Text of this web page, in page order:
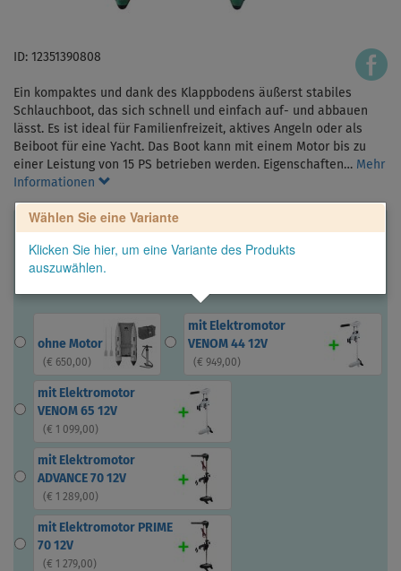
ID: 12351390808
Ein kompaktes und dank des Klappbodens äußerst stabiles
Schlauchboot, das sich schnell und einfach auf- und abbauen
lässt. Es ist ideal für Familienfreizeit, aktives Angeln oder als
Beiboot für eine Yacht. Das Boot kann mit einem Motor bis zu
einer Leistung von 15 PS betrieben werden. Eigenschaften… Mehr
Informationen
Wählen Sie eine Variante
Klicken Sie hier, um eine Variante des Produkts
auszuwählen.
ohne Motor
( € 650,00)
mit Elektromotor
VENOM 44 12V
( € 949,00)
mit Elektromotor
VENOM 65 12V
( € 1 099,00)
mit Elektromotor
ADVANCE 70 12V
( € 1 289,00)
mit Elektromotor PRIME
70 12V
( € 1 279,00)